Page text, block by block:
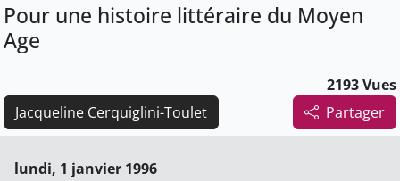
Pour une histoire littéraire du Moyen
Age
2193 Vues
Partager
Jacqueline Cerquiglini-Toulet
lundi, 1 janvier 1996